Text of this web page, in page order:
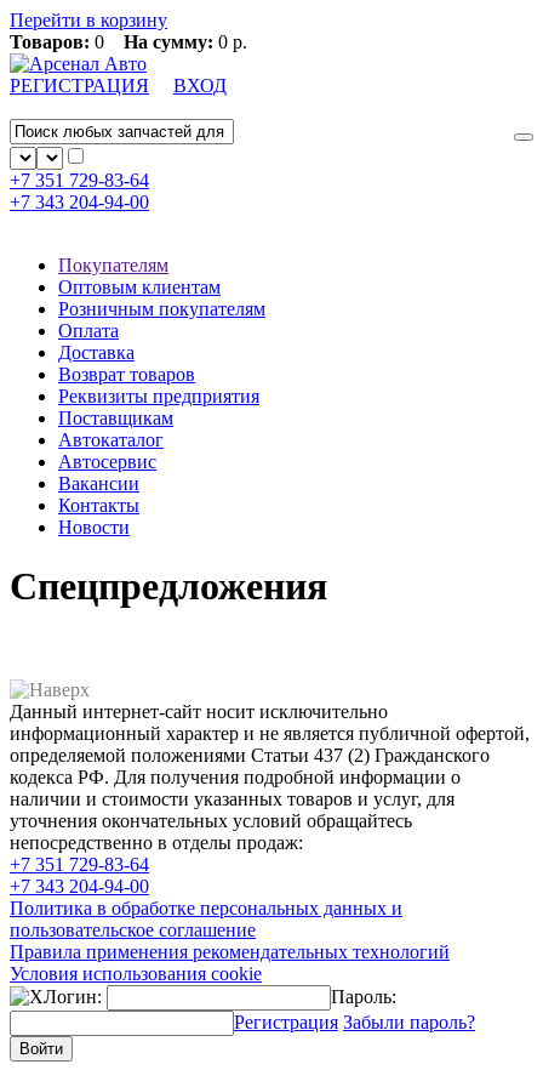
Перейти в корзину
Товаров: 0 На сумму: 0 р.
РЕГИСТРАЦИЯ ВХОД
+7 351 729-83-64
+7 343 204-94-00
Покупателям
Оптовым клиентам
Розничным покупателям
Оплата
Доставка
Возврат товаров
Реквизиты предприятия
Поставщикам
Автокаталог
Автосервис
Вакансии
Контакты
Новости
Спецпредложения
Данный интернет-сайт носит исключительно
информационный характер и не является публичной офертой,
определяемой положениями Статьи 437 (2) Гражданского
кодекса РФ. Для получения подробной информации о
наличии и стоимости указанных товаров и услуг, для
уточнения окончательных условий обращайтесь
непосредственно в отделы продаж:
+7 351 729-83-64
+7 343 204-94-00
Политика в обработке персональных данных и
пользовательское соглашение
Правила применения рекомендательных технологий
Условия использования cookie
Логин:
Пароль:
Регистрация Забыли пароль?